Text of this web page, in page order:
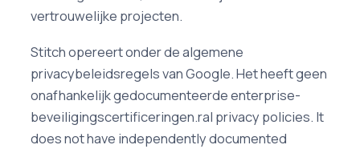
vertrouwelijke projecten.
Stitch opereert onder de algemene
privacybeleidsregels van Google. Het heeft geen
onafhankelijk gedocumenteerde enterprise-
beveiligingscertificeringen.ral privacy policies. It
does not have independently documented